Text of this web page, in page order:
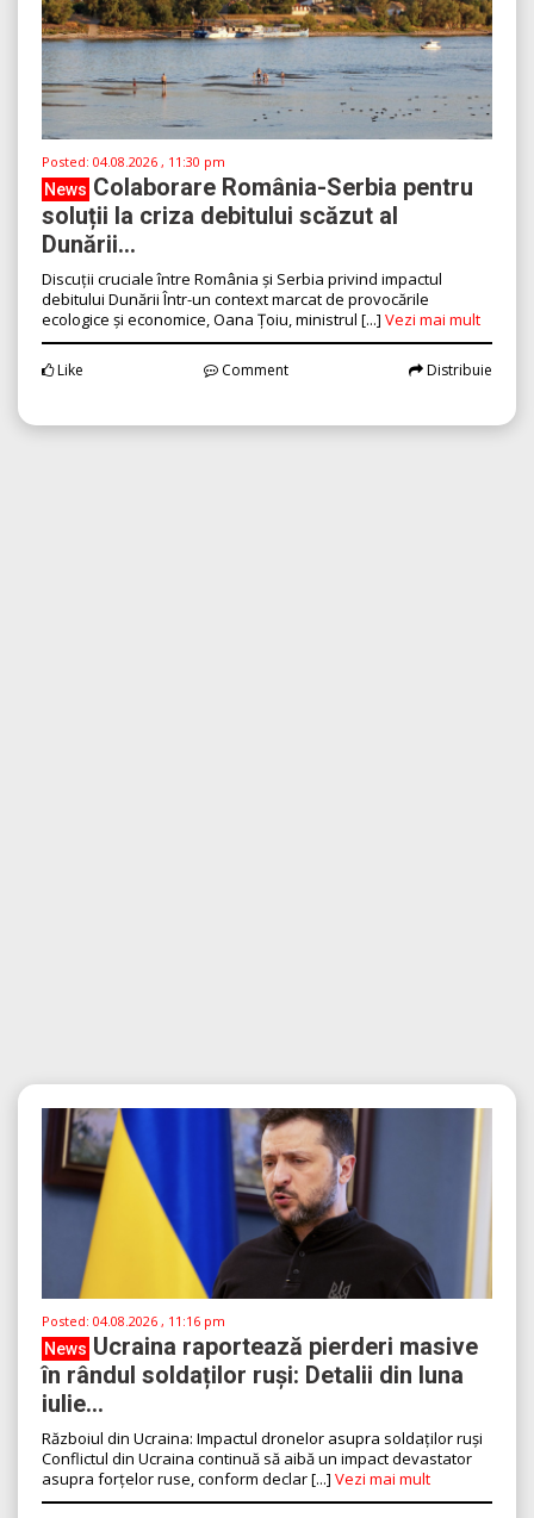
Posted: 04.08.2026 , 11:30 pm
News Colaborare România-Serbia pentru
soluții la criza debitului scăzut al
Dunării...
Discuții cruciale între România și Serbia privind impactul
debitului Dunării Într-un context marcat de provocările
ecologice și economice, Oana Țoiu, ministrul [...] Vezi mai mult
Like Comment Distribuie
Posted: 04.08.2026 , 11:16 pm
News Ucraina raportează pierderi masive
în rândul soldaților ruși: Detalii din luna
iulie...
Războiul din Ucraina: Impactul dronelor asupra soldaților ruși
Conflictul din Ucraina continuă să aibă un impact devastator
asupra forțelor ruse, conform declar [...] Vezi mai mult